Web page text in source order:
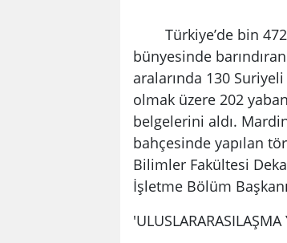
Türkiye’de bin 472
bünyesinde
aralarında 130
olmak üzere 202
belgelerini aldı.
bahçesinde yapılan
Bilimler Fakültesi
İşletme Bölüm